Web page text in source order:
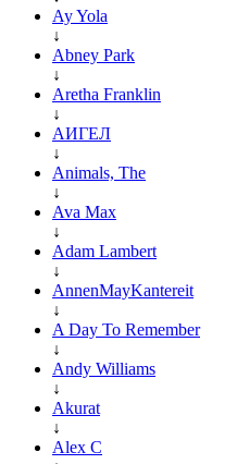
Ay Yola
↓
Abney Park
↓
Aretha Franklin
↓
АИГЕЛ
↓
Animals, The
↓
Ava Max
↓
Adam Lambert
↓
AnnenMayKantereit
↓
A Day To Remember
↓
Andy Williams
↓
Akurat
↓
Alex C